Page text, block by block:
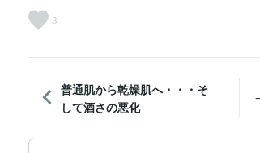
3
普通肌から乾燥肌へ・・・そ
して酒さの悪化